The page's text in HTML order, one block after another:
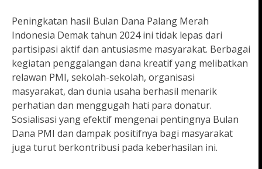
Peningkatan hasil Bulan Dana Palang Merah
Indonesia Demak tahun 2024 ini tidak lepas dari
partisipasi aktif dan antusiasme masyarakat. Berbagai
kegiatan penggalangan dana kreatif yang melibatkan
relawan PMI, sekolah-sekolah, organisasi
masyarakat, dan dunia usaha berhasil menarik
perhatian dan menggugah hati para donatur.
Sosialisasi yang efektif mengenai pentingnya Bulan
Dana PMI dan dampak positifnya bagi masyarakat
juga turut berkontribusi pada keberhasilan ini.